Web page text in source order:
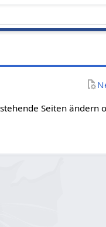
Seiten ändern